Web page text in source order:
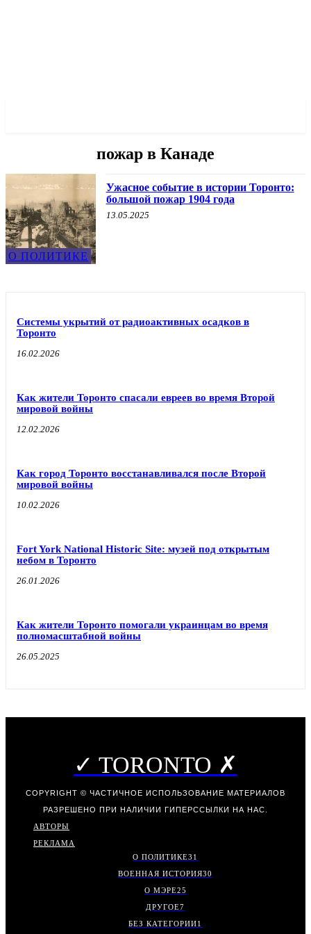
пожар в Канаде
О ПОЛИТИКЕ
Ужасное событие в истории Торонто:
большой пожар 1904 года
13.05.2025
Системы укрытий от радиоактивных осадков в
Торонто
16.02.2026
Как жители Торонто спасали евреев во время Второй
мировой войны
12.02.2026
Как город Торонто восстанавливался после Второй
мировой войны
10.02.2026
Fort York National Historic Site: музей под открытым
небом в Торонто
26.01.2026
Как жители Торонто помогали украинцам во время
полномасштабной войны
26.05.2025
✓ TORONTO ✗
COPYRIGHT © ЧАСТИЧНОЕ ИСПОЛЬЗОВАНИЕ МАТЕРИАЛОВ
РАЗРЕШЕНО ПРИ НАЛИЧИИ ГИПЕРССЫЛКИ НА НАС.
АВТОРЫ
РЕКЛАМА
О ПОЛИТИКЕ31
ВОЕННАЯ ИСТОРИЯ30
О МЭРЕ25
ДРУГОЕ7
БЕЗ КАТЕГОРИИ1